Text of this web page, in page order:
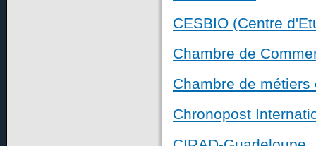
CESBIO (Centre
Chambre de
Chambre de
Chronopost